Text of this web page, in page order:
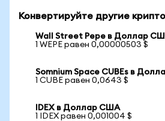
Конвертируйте другие
Wall Street Pepe в Доллар
1 WEPE равен 0,00000503 $
Somnium Space CUBEs в
1 CUBE равен 0,0643 $
IDEX в Доллар США
1 IDEX равен 0,001004 $